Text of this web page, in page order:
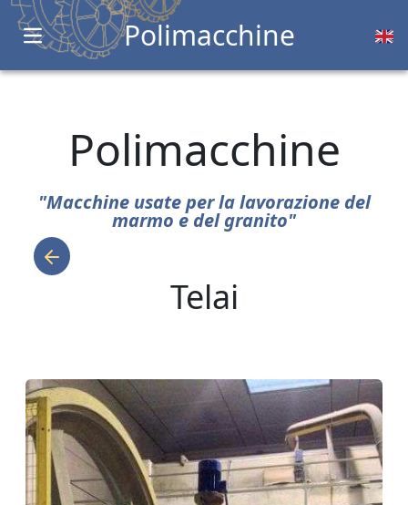
Open main menuPolimacchine
Polimacchine
"Macchine usate per la lavorazione del
marmo e del granito"
Telai